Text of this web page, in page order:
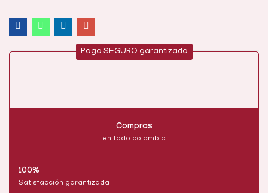
Pago SEGURO garantizado
Compras
en todo colombia
100%
Satisfacción garantizada